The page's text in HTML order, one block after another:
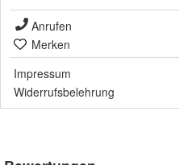
Anrufen
Merken
Impressum
Widerrufsbelehrung